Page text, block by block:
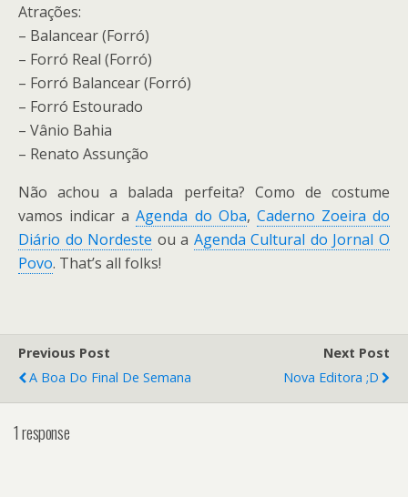
Atrações:
– Balancear (Forró)
– Forró Real (Forró)
– Forró Balancear (Forró)
– Forró Estourado
– Vânio Bahia
– Renato Assunção
Não achou a balada perfeita? Como de costume
vamos indicar aAgenda do Oba, Caderno Zoeira do
Diário do Nordeste ou a Agenda Cultural do Jornal O
Povo. That’s all folks!
Previous Post
A Boa Do Final De Semana
Next Post
Nova Editora ;D
1 response